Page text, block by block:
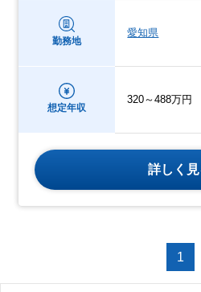
勤務地
愛知県
想定年収
320～488万円
詳しく見
1